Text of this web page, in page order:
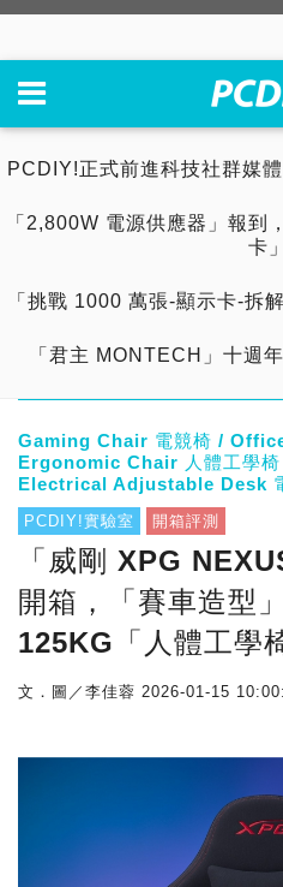
PCDIY!正式前進科技社群媒
「2,800W 電源供應器」報
卡」
「挑戰 1000 萬張-顯示卡-拆
「君主 MONTECH」十週
Gaming Chair 電競椅 /
Ergonomic Chair 人體工學
Electrical Adjustable Desk
PCDIY!實驗室 開箱評測
「威剛 XPG
開箱，「賽車造型
125KG「人體工學
文．圖／李佳蓉 2026-01-15